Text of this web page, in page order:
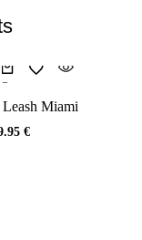
Miami
€